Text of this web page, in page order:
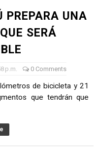
PREPARA UNA
SERÁ
p.m. 0 Comments
de bicicleta y 21
que tendrán que